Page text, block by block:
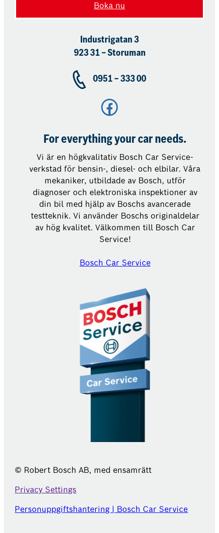
Boka nu
Industrigatan 3
923 31 – Storuman
0951 – 333 00
Facebook
For everything your car needs.
Vi är en högkvalitativ Bosch Car Service-
verkstad för bensin-, diesel- och elbilar. Våra
mekaniker, utbildade av Bosch, utför
diagnoser och elektroniska inspektioner av
din bil med hjälp av Boschs avancerade
testteknik. Vi använder Boschs originaldelar
av hög kvalitet. Välkommen till Bosch Car
Service!
Bosch Car Service
© Robert Bosch AB, med ensamrätt
Privacy Settings
Personuppgiftshantering | Bosch Car Service